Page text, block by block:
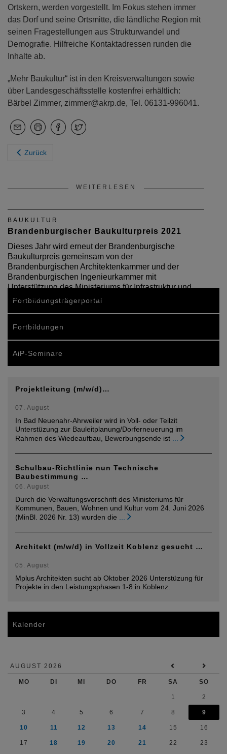
Ortskern, werden vorgestellt. Im Fokus stehen immer
das Dorf und seine Ortsmitte, die ländliche Region mit
seinen Fragestellungen aus Strukturwandel und
Demografie. Hilfreiche Kontaktadressen runden die
Inhalte ab.
„Mehr Baukultur“ ist in den Kreisverwaltungen sowie
über Landesgeschäftsstelle kostenfrei erhältlich:
Bärbel Zimmer, zimmer@akrp.de, Tel. 06131-996041.
Zurück
WEITERLESEN
BAUKULTUR
Brandenburgischer Baukulturpreis 2021
Dieses Jahr wird erneut der Brandenburgische
Baukulturpreis gemeinsam von der
Brandenburgischen Architektenkammer und der
Brandenburgischen Ingenieurkammer mit
Unterstützung des Ministeriums für Infrastruktur und
Landesplanung ausgelobt
Fortbildungsträgerportal
Fortbildungen
AiP-Seminare
Projektleitung (m/w/d)…
07. August
In Bad Neuenahr-Ahrweiler wird in Voll- oder Teilzit
Unterstüzung zur Bauleitplanung/Dorferneuerung im
Rahmen des Wiedeaufbau, Bewerbungsende ist
Schulbau-Richtlinie nun Technische
Baubestimmung …
06. August
Durch die Verwaltungsvorschrift des Ministeriums für
Kommunen, Bauen, Wohnen und Kultur vom 24. Juni 2026
(MinBl. 2026 Nr. 13) wurden die
Architekt (m/w/d) in Vollzeit Koblenz gesucht …
05. August
Mplus Architekten sucht ab Oktober 2026 Unterstüzung für
Projekte in den Leistungsphasen 1-8 in Koblenz.
Kalender
AUGUST 2026
MO DI MI DO FR SA SO
1 2
3 4 5 6 7 8 9
10 11 12 13 14 15 16
17 18 19 20 21 22 23